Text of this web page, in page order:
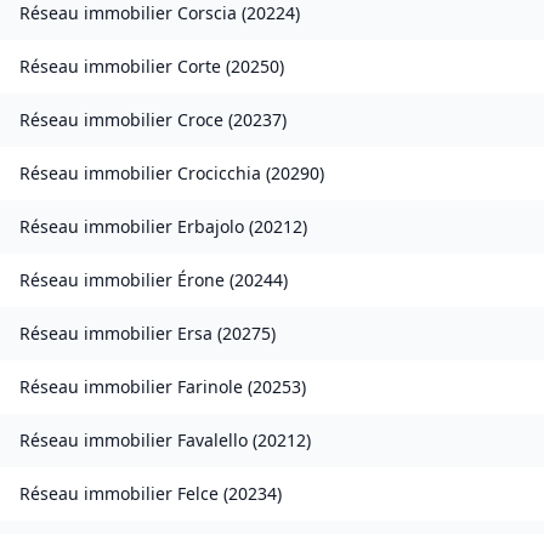
Réseau immobilier Corscia (20224)
Réseau immobilier Corte (20250)
Réseau immobilier Croce (20237)
Réseau immobilier Crocicchia (20290)
Réseau immobilier Erbajolo (20212)
Réseau immobilier Érone (20244)
Réseau immobilier Ersa (20275)
Réseau immobilier Farinole (20253)
Réseau immobilier Favalello (20212)
Réseau immobilier Felce (20234)